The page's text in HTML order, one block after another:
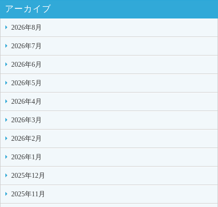
アーカイブ
2026年8月
2026年7月
2026年6月
2026年5月
2026年4月
2026年3月
2026年2月
2026年1月
2025年12月
2025年11月